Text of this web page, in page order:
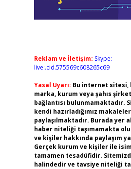
Reklam ve İletişim: Skype:
live:.cid.575569c608265c69
Yasal Uyarı: Bu internet sitesi,
marka, kurum veya şahıs
bağlantısı bulunmamaktadır.
kendi hazırladığımız makaleler
paylaşılmaktadır. Burada yer
haber niteliği taşımamakta
ve kişiler hakkında paylaşım
Gerçek kurum ve kişiler ile
tamamen tesadüfidir.
halindedir ve tavsiye niteliği